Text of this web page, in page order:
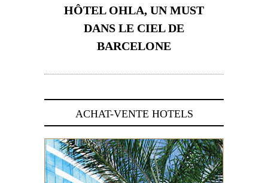
HÔTEL OHLA, UN MUST
DANS LE CIEL DE
BARCELONE
ACHAT-VENTE HOTELS